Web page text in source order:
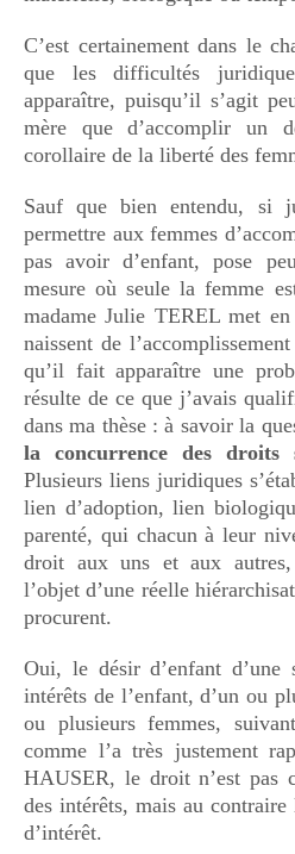
C’est certainement dans le
que les difficultés
apparaître, puisqu’il s’agit
mère que d’accomplir un
corollaire de la liberté des
Sauf que bien entendu, si
permettre aux femmes
pas avoir d’enfant, pose
mesure où seule la femme
madame Julie TEREL met
naissent de
qu’il fait apparaître une
résulte de ce que j’avais
dans ma thèse : à savoir la
la concurrence des
Plusieurs liens juridiques
lien d’adoption, lien
parenté, qui chacun à leur
droit aux uns et aux
l’objet d’une réelle
procurent.
Oui, le désir d’enfant
intérêts de l’enfant, d’un ou
ou plusieurs femmes,
comme l’a très justement
HAUSER, le droit n’est pas
des intérêts, mais au
d’intérêt.